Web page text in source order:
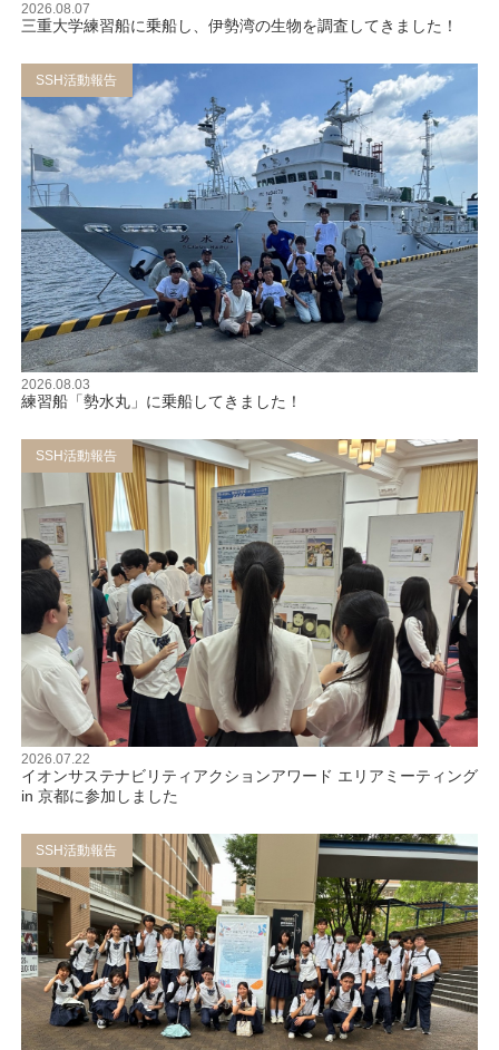
2026.08.07
三重大学練習船に乗船し、伊勢湾の生物を調査してきました！
SSH活動報告
2026.08.03
練習船「勢水丸」に乗船してきました！
SSH活動報告
2026.07.22
イオンサステナビリティアクションアワード エリアミーティング
in 京都に参加しました
SSH活動報告